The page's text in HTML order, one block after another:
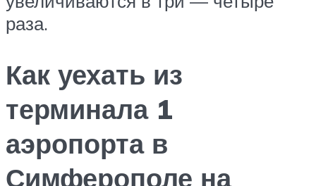
раза.
Как уехать из
терминала 1
аэропорта в
Симферополе на